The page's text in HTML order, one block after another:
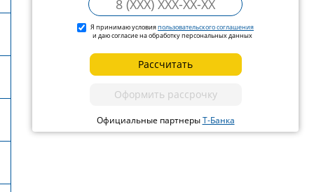
Я принимаю условияпользовательского соглашения
и даю согласие на обработку персональных данных
Рассчитать
Оформить рассрочку
Официальные партнерыТ-Банка